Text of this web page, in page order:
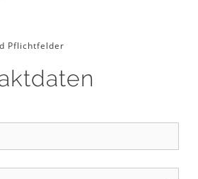
Pflichtfelder